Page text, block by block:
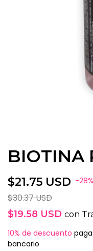
BIOTINA
$21.75 USD -28%
$30.37 USD
$19.58 USD con
10% de descuento
bancario